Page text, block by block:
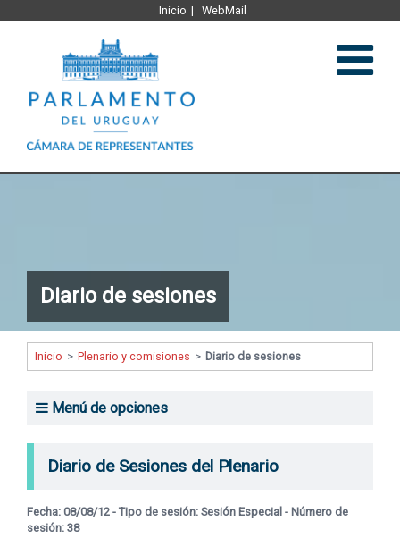
Inicio WebMail
Plenario y comisiones
Diario de sesiones
Inicio > Plenario y comisiones > Diario de sesiones
Menú de opciones
Diario de Sesiones del plenario
Diario de Sesiones del Plenario
Fecha: 08/08/12 - Tipo de sesión: Sesión Especial - Número de
sesión: 38